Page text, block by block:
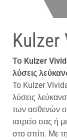
Kulzer
Το Kulzer
λύσεις
Το Kulzer Vivida
λύσεις
των ασθενών
ιατρείο σας ή
στο σπίτι. Με